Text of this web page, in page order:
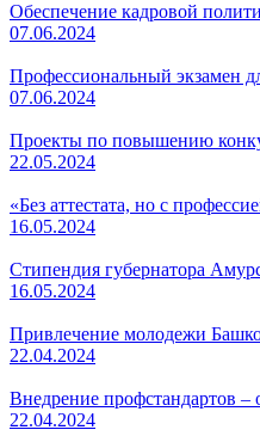
Обеспечение кадровой
07.06.2024
Профессиональный экзамен
07.06.2024
Проекты по повышению
22.05.2024
«Без аттестата, но с
16.05.2024
Стипендия губернатора
16.05.2024
Привлечение молодежи
22.04.2024
Внедрение профстандартов
22.04.2024